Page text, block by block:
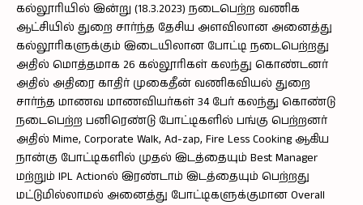
கல்லூரியில் இன்று (18.3.2023) நடைபெற்ற வணிக
ஆட்சியில் துறை சார்ந்த தேசிய அளவிலான அனைத்து
கல்லூரிகளுக்கும் இடையிலான போட்டி நடைபெற்றது
அதில் மொத்தமாக 26 கல்லூரிகள் கலந்து கொண்டனர்
அதில் அதிரை காதிர் முகைதீன் வணிகவியல் துறை
சார்ந்த மாணவ மாணவியர்கள் 34 பேர் கலந்து கொண்டு
நடைபெற்ற பனிரெண்டு போட்டிகளில் பங்கு பெற்றனர்
அதில் Mime, Corporate Walk, Ad-zap, Fire Less Cooking ஆகிய
நான்கு போட்டிகளில் முதல் இடத்தையும் Best Manager
மற்றும் IPL Actionல் இரண்டாம் இடத்தையும் பெற்றது
மட்டுமில்லாமல் அனைத்து போட்டிகளுக்குமான Overall